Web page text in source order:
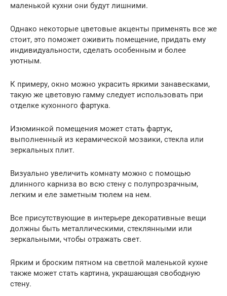
маленькой кухни они будут лишними.
Однако некоторые цветовые акценты применять все же
стоит, это поможет оживить помещение, придать ему
индивидуальности, сделать особенным и более
уютным.
К примеру, окно можно украсить яркими занавесками,
такую же цветовую гамму следует использовать при
отделке кухонного фартука.
Изюминкой помещения может стать фартук,
выполненный из керамической мозаики, стекла или
зеркальных плит.
Визуально увеличить комнату можно с помощью
длинного карниза во всю стену с полупрозрачным,
легким и еле заметным тюлем на нем.
Все присутствующие в интерьере декоративные вещи
должны быть металлическими, стеклянными или
зеркальными, чтобы отражать свет.
Ярким и броским пятном на светлой маленькой кухне
также может стать картина, украшающая свободную
стену.